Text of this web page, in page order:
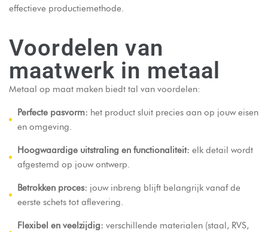
effectieve productiemethode.
Voordelen van
maatwerk in metaal
Metaal op maat maken biedt tal van voordelen:
Perfecte pasvorm: het product sluit precies aan op jouw eisen
en omgeving.
Hoogwaardige uitstraling en functionaliteit: elk detail wordt
afgestemd op jouw ontwerp.
Betrokken proces: jouw inbreng blijft belangrijk vanaf de
eerste schets tot aflevering.
Flexibel en veelzijdig: verschillende materialen (staal, RVS,